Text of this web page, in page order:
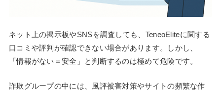
ネット上の掲示板やSNSを調査しても、TeneoEliteに関する
口コミや評判が確認できない場合があります。しかし、
「情報がない＝安全」と判断するのは極めて危険です。
詐欺グループの中には、風評被害対策やサイトの頻繁な作